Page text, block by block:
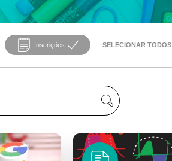
Inscrições SELECIONAR TODOS